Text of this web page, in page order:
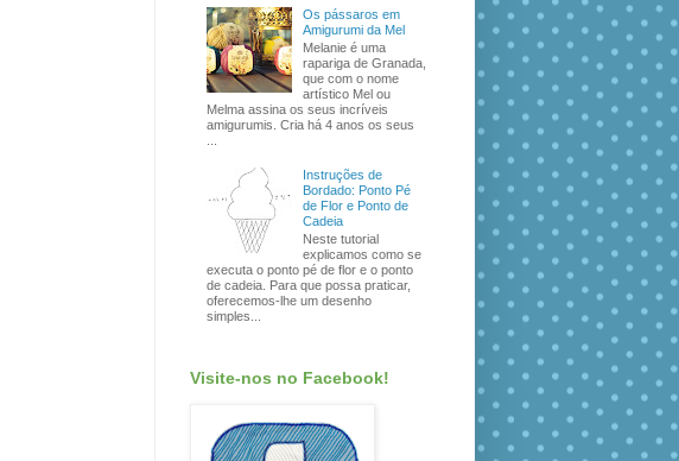
Os pássaros em
Amigurumi da Mel
Melanie é uma
rapariga de Granada,
que com o nome
artístico Mel ou
Melma assina os seus incríveis
amigurumis. Cria há 4 anos os seus
Instruções de
Bordado: Ponto Pé
de Flor e Ponto de
Cadeia
Neste tutorial
explicamos como se
executa o ponto pé de flor e o ponto
de cadeia. Para que possa praticar,
oferecemos-lhe um desenho
simples...
Visite-nos no Facebook!